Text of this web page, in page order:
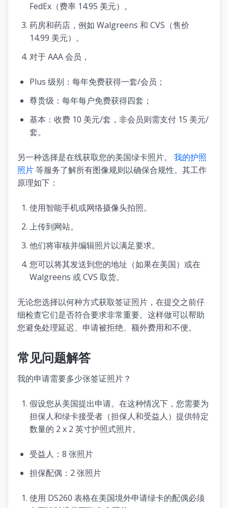
FedEx（费率 14.95 美元）。
药房和药店，例如 Walgreens 和 CVS（售价
14.99 美元）。
对于 AAA 会员，
Plus 级别：每年免费获得一套/会员；
尊贵级：每年每户免费获得四套；
基本：收费 10 美元/套，非会员则需支付 15 美元/
套。
另一种选择是在线获取您的美国绿卡照片。 我的护照
照片等服务了解所有图像规则以确保合规性。其工作
原理如下：
使用智能手机或网络摄像头拍照。
上传到网站。
他们将审核并编辑照片以满足要求。
您可以将其发送到您的地址（如果在美国）或在
Walgreens 或 CVS 取货。
无论您选择以何种方式获取签证照片，在提交之前仔
细检查它们是否符合要求非常重要。这样做可以帮助
您避免处理延迟、申请被拒绝、额外费用和不便。
常见问题解答
我的申请需要多少张签证照片？
假设您从美国提出申请。在这种情况下，您需要为
担保人和绿卡接受者（担保人和受益人）提供特定
数量的 2 x 2 英寸护照式照片。
受益人：8 张照片
担保配偶：2 张照片
使用 DS260 表格在美国境外申请绿卡的配偶必须